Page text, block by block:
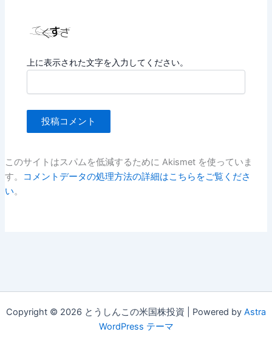
上に表示された文字を入力してください。
このサイトはスパムを低減するために Akismet を使っていま
す。
コメントデータの処理方法の詳細はこちらをご覧くださ
い。
Copyright © 2026 とうしんこの米国株投資 | Powered by Astra
WordPress テーマ